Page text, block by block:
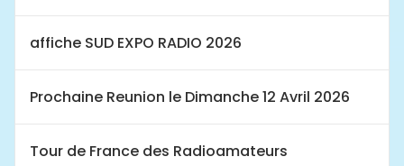
affiche SUD EXPO RADIO 2026
Prochaine Reunion le Dimanche 12 Avril 2026
Tour de France des Radioamateurs